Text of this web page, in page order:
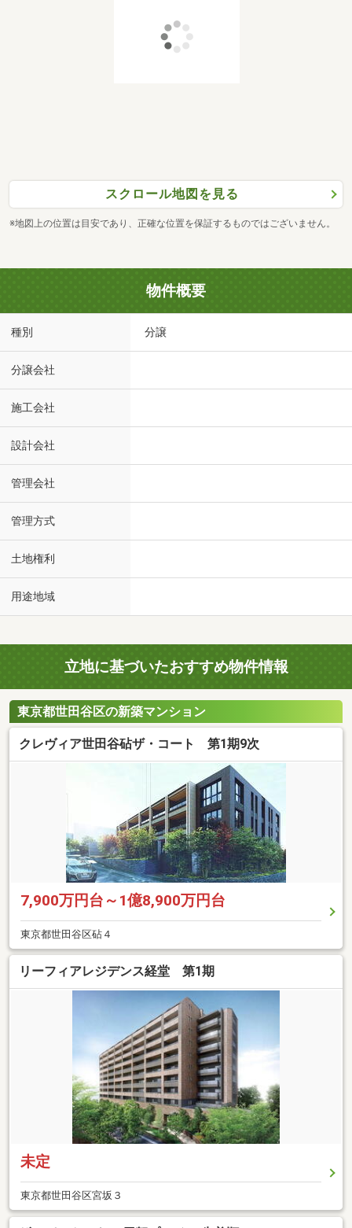
スクロール地図を見る
※地図上の位置は目安であり、正確な位置を保証するものではございません。
物件概要
種別 分譲
分譲会社
施工会社
設計会社
管理会社
管理方式
土地権利
用途地域
立地に基づいたおすすめ物件情報
東京都世田谷区の新築マンション
クレヴィア世田谷砧ザ・コート 第1期9次
7,900万円台～1億8,900万円台
東京都世田谷区砧４
リーフィアレジデンス経堂 第1期
未定
東京都世田谷区宮坂３